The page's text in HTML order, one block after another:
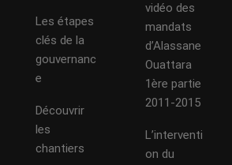
Les étapes
clés de la
gouvernanc
e
Découvrir
les
chantiers
vidéo des
mandats
d’Alassane
Ouattara
1ère partie
2011-2015
L’interventi
on du